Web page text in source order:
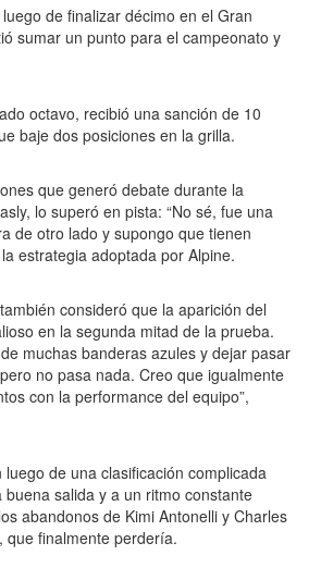
de finalizar décimo en el Gran
sumar un punto para el campeonato y
octavo, recibió una sanción de 10
baje dos posiciones en la grilla.
que generó debate durante la
lo superó en pista: “No sé, fue una
de otro lado y supongo que tienen
estrategia adoptada por Alpine.
consideró que la aparición del
en la segunda mitad de la prueba.
muchas banderas azules y dejar pasar
no pasa nada. Creo que igualmente
con la performance del equipo”,
de una clasificación complicada
salida y a un ritmo constante
abandonos de Kimi Antonelli y Charles
que finalmente perdería.